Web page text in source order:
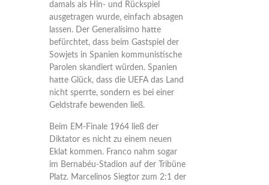
damals als Hin- und Rückspiel
ausgetragen wurde, einfach absagen
lassen. Der Generalísimo hatte
befürchtet, dass beim Gastspiel der
Sowjets in Spanien kommunistische
Parolen skandiert würden. Spanien
hatte Glück, dass die UEFA das Land
nicht sperrte, sondern es bei einer
Geldstrafe bewenden ließ.
Beim EM-Finale 1964 ließ der
Diktator es nicht zu einem neuen
Eklat kommen. Franco nahm sogar
im Bernabéu-Stadion auf der Tribüne
Platz. Marcelinos Siegtor zum 2:1 der